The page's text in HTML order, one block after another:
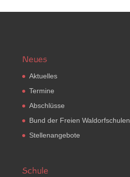
Neues
Aktuelles
Termine
Abschlüsse
Bund der Freien Waldorfschulen
Stellenangebote
Schule